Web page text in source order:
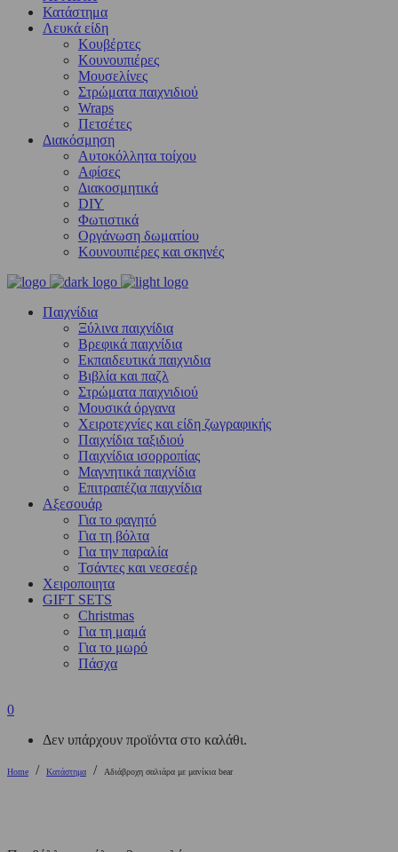
Κατάστημα
Λευκά είδη
Kουβέρτες
Κουνουπιέρες
Μουσελίνες
Στρώματα παιχνιδιού
Wraps
Πετσέτες
Διακόσμηση
Αυτοκόλλητα τοίχου
Αφίσες
Διακοσμητικά
DIY
Φωτιστικά
Οργάνωση δωματίου
Κουνουπιέρες και σκηνές
Παιχνίδια
Ξύλινα παιχνίδια
Βρεφικά παιχνίδια
Εκπαιδευτικά παιχνιδια
Βιβλία και παζλ
Στρώματα παιχνιδιού
Μουσικά όργανα
Χειροτεχνίες και είδη ζωγραφικής
Παιχνίδια ταξιδιού
Παιχνίδια ισορροπίας
Μαγνητικά παιχνίδια
Επιτραπέζια παιχνίδια
Αξεσουάρ
Για το φαγητό
Για τη βόλτα
Για την παραλία
Τσάντες και νεσεσέρ
Χειροποιητα
GIFT SETS
Christmas
Για τη μαμά
Για το μωρό
Πάσχα
0
Δεν υπάρχουν προϊόντα στο καλάθι.
Home / Κατάστημα / Αδιάβροχη σαλιάρα με μανίκια bear